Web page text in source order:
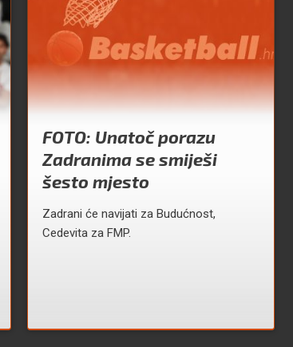
FOTO: Unatoč porazu
Zadranima se smiješi
šesto mjesto
Zadrani će navijati za Budućnost,
Cedevita za FMP.